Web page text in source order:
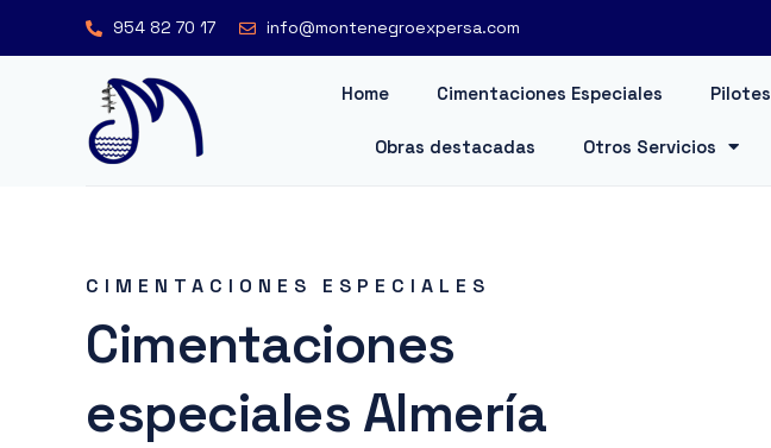
954 82 70 17 info@montenegroexpersa.com
Home Cimentaciones Especiales Pilotes
Obras destacadas Otros Servicios
CIMENTACIONES ESPECIALES
Cimentaciones
especiales Almería